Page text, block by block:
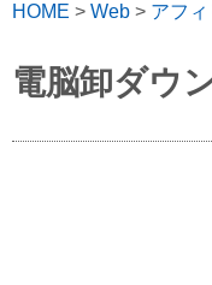
HOME > Web > アフィ
電脳卸ダウ